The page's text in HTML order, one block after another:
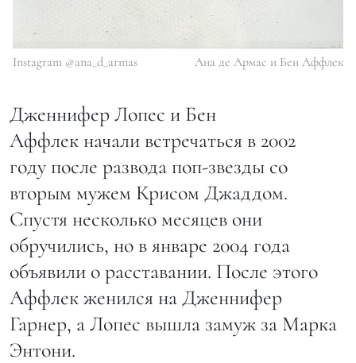
Instagram @ana_d_armas Ана де Армас и Бен Аффлек
Дженнифер Лопес и Бен
Аффлек начали встречаться в 2002
году после развода поп-звезды со
вторым мужем Крисом Джаддом.
Спустя несколько месяцев они
обручились, но в январе 2004 года
объявили о расставании. После этого
Аффлек женился на Дженнифер
Гарнер, а Лопес вышла замуж за Марка
Энтони.